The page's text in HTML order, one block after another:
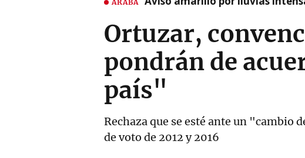
ARABA
Ortuzar,
pondrán de
país"
Rechaza que se esté ante un "cambio
de voto de 2012 y 2016